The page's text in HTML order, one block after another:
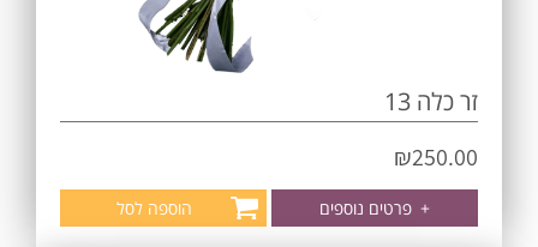
זר כלה 13
₪250.00
+ פרטים נוספים הוספה לסל